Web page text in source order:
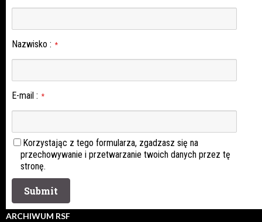
Nazwisko : *
E-mail : *
Korzystając z tego formularza, zgadzasz się na
przechowywanie i przetwarzanie twoich danych przez tę
stronę.
ARCHIWUM RSF